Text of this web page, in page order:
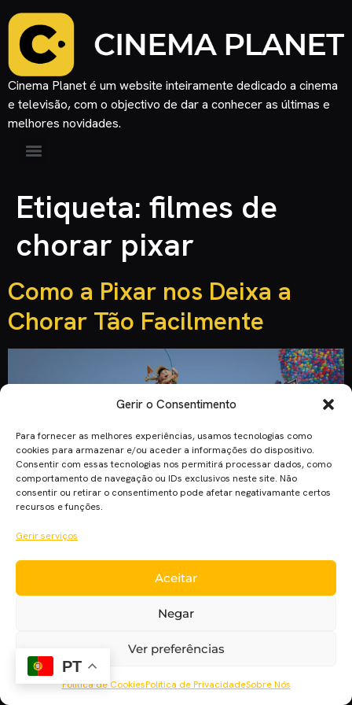
Gerir o Consentimento
Para fornecer as melhores experiências, usamos tecnologias como
cookies para armazenar e/ou aceder a informações do dispositivo.
Consentir com essas tecnologias nos permitirá processar dados, como
comportamento de navegação ou IDs exclusivos neste site. Não
consentir ou retirar o consentimento pode afetar negativamante certos
recursos e funções.
Gerir serviços
Aceitar
Negar
Ver preferências
Política de CookiesPolítica de PrivacidadeSobre Nós
Cinema Planet é um website inteiramente dedicado a cinema
e televisão, com o objectivo de dar a conhecer as últimas e
melhores novidades.
Etiqueta: filmes de
chorar pixar
Como a Pixar nos Deixa a
Chorar Tão Facilmente
Todos sabemos que a Pixar é perita a mexer com os nossos
sentimentos, pois o tema da perda é bastante abordado em
muitos dos filmes criados pelo estúdio. Em “Wall-E”, por
exemplo, é a perda de um planeta; em “À Procura de Nemo”
é a perda da família; e em “Up Altamente” é a perda […]
PT